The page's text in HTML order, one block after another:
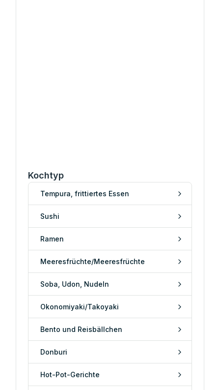
Kochtyp
Tempura, frittiertes Essen
Sushi
Ramen
Meeresfrüchte/Meeresfrüchte
Soba, Udon, Nudeln
Okonomiyaki/Takoyaki
Bento und Reisbällchen
Donburi
Hot-Pot-Gerichte